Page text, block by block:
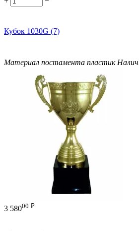
Кубок 1030G (7)
Материал постамента пластик
3 58000 ₽